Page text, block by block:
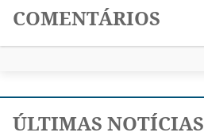
COMENTÁRIOS
ÚLTIMAS NOTÍCIAS